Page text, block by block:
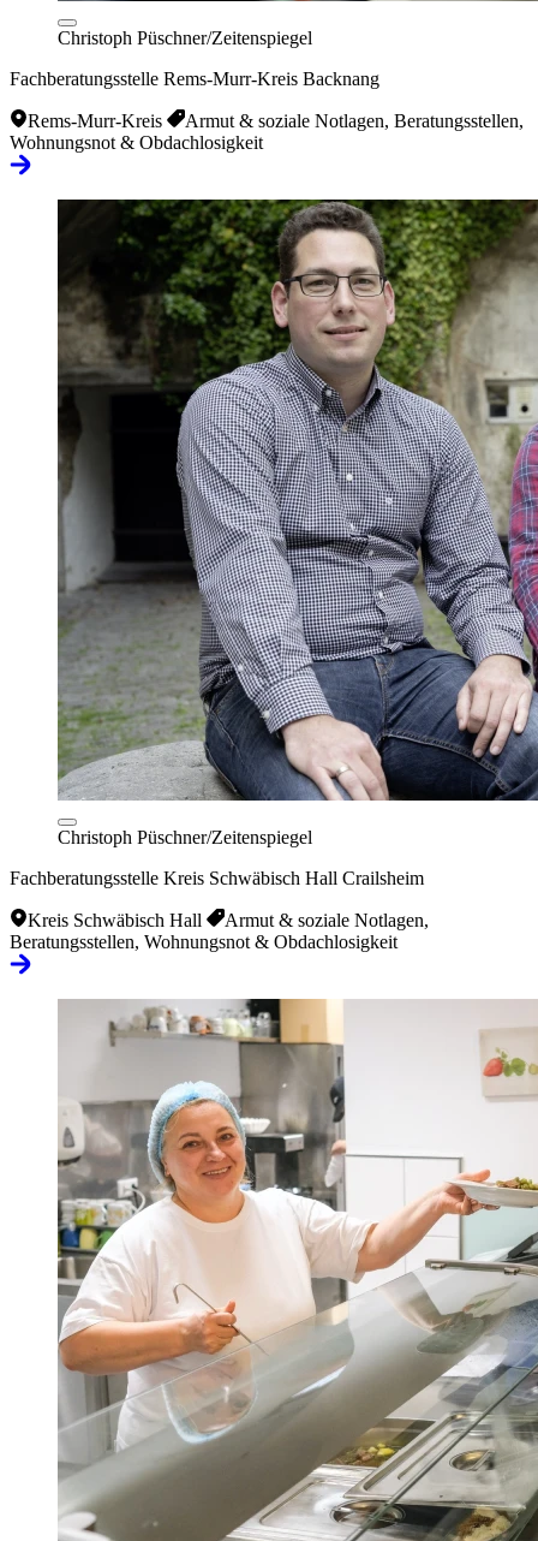
Christoph Püschner/Zeitenspiegel
Fachberatungsstelle Rems-Murr-Kreis Backnang
Rems-Murr-Kreis
Armut & soziale Notlagen, Beratungsstellen,
Wohnungsnot & Obdachlosigkeit
Christoph Püschner/Zeitenspiegel
Fachberatungsstelle Kreis Schwäbisch Hall Crailsheim
Kreis Schwäbisch Hall
Armut & soziale Notlagen,
Beratungsstellen, Wohnungsnot & Obdachlosigkeit